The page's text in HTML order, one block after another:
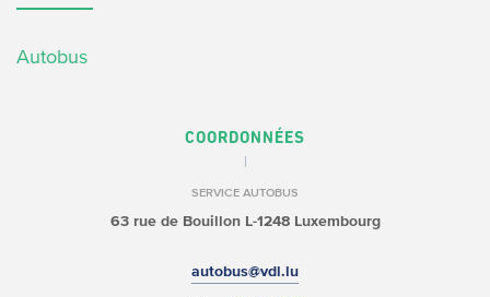
Autobus
COORDONNÉES
SERVICE AUTOBUS
63 rue de BouillonL-1248 Luxembourg
autobus@vdl.lu